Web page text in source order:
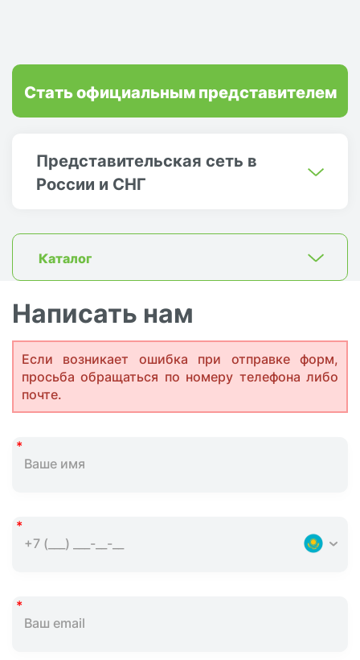
Представительская сеть в
России и СНГ
Стать официальным представителем
Каталог
Написать нам
Если возникает ошибка при отправке форм,
просьба обращаться по номеру телефона либо
почте.